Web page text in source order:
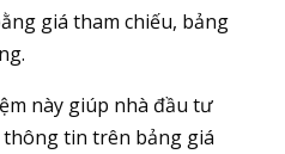
giá tham chiếu, bảng
này giúp nhà đầu tư
thông tin trên bảng giá